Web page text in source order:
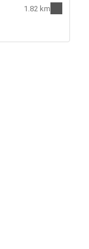
1.82 km